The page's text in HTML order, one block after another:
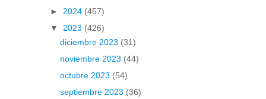
► 2024 (457)
▼ 2023 (426)
diciembre 2023 (31)
noviembre 2023 (44)
octubre 2023 (54)
septiembre 2023 (36)